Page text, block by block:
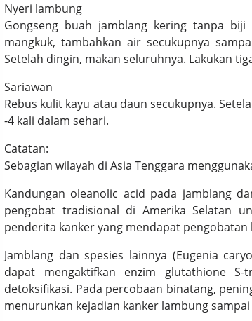
Nyeri lambung
Gongseng buah jamblang kering tanpa
mangkuk, tambahkan air secukupnya
Setelah dingin, makan seluruhnya. Lakukan
Sariawan
Rebus kulit kayu atau daun secukupnya.
-4 kali dalam sehari.
Catatan:
Sebagian wilayah di Asia Tenggara
Kandungan oleanolic acid pada jamblang
pengobat tradisional di Amerika Selatan
penderita kanker yang mendapat
Jamblang dan spesies lainnya (Eugenia
dapat mengaktifkan enzim glutathione
detoksifikasi. Pada percobaan binatang,
menurunkan kejadian kanker lambung sampai